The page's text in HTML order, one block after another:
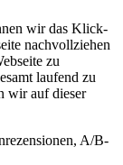
wir das Klick-
nachvollziehen
zu
laufend zu
wir auf dieser
A/B-